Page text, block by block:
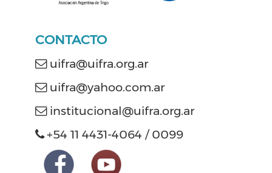
CONTACTO
uifra@uifra.org.ar
uifra@yahoo.com.ar
institucional@uifra.org.ar
+54 11 4431-4064 / 0099